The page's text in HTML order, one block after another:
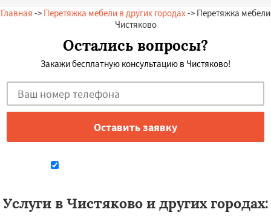
Главная -> Перетяжка мебели в других городах-> Перетяжка мебели
Чистяково
Остались вопросы?
Закажи бесплатную консультацию в Чистяково!
Услуги в Чистяково и других городах: